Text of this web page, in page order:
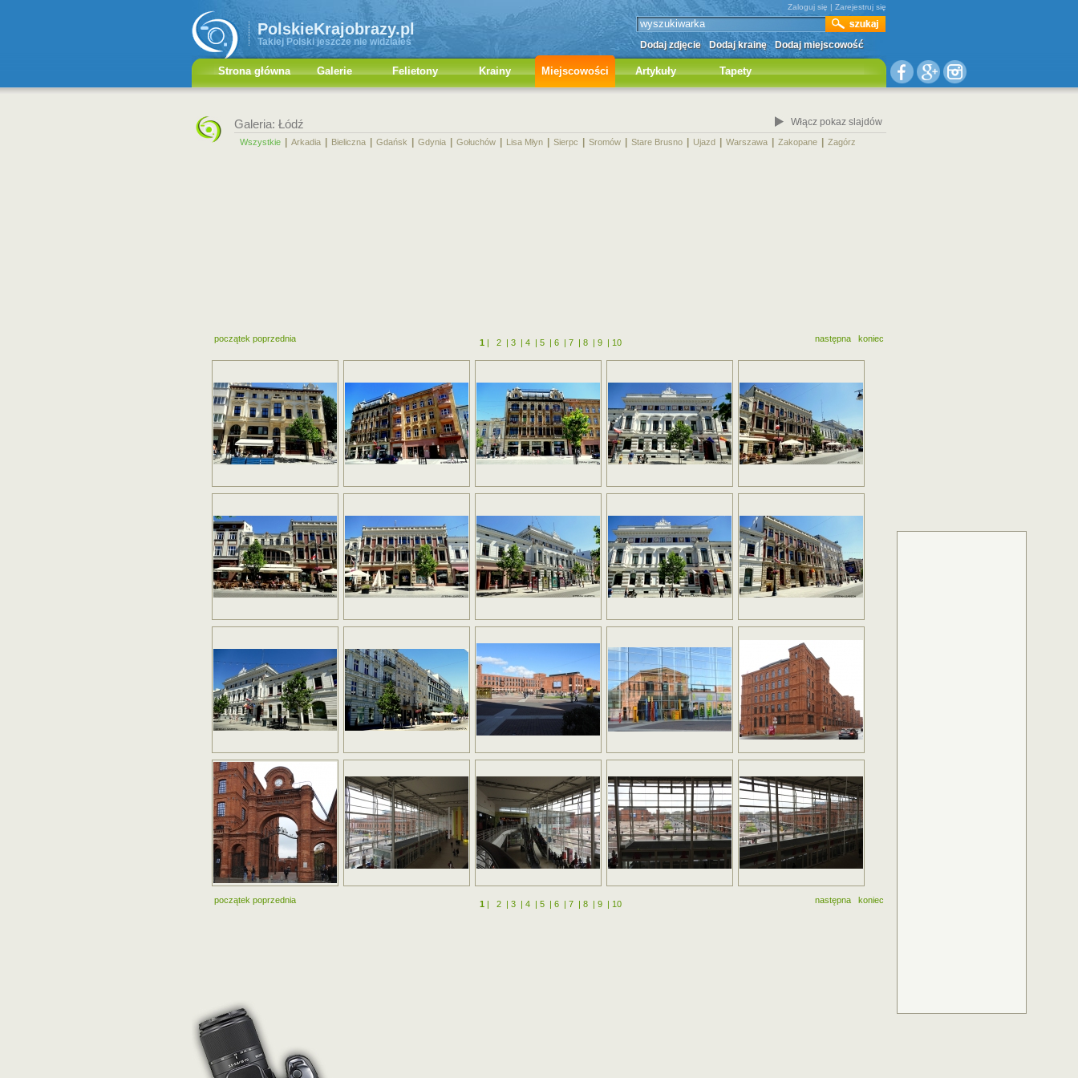
PolskieKrajobrazy.pl
Takiej Polski jeszcze nie widziałeś
Zaloguj się | Zarejestruj się
Dodaj zdjęcie Dodaj krainę Dodaj miejscowość
Strona główna Galerie Felietony Krainy Miejscowości Artykuły Tapety
Galeria: Łódź Włącz pokaz slajdów
Wszystkie Arkadia Bieliczna Gdańsk Gdynia Gołuchów Lisa Młyn Sierpc Sromów Stare Brusno Ujazd Warszawa Zakopane Zagórz
następna koniec
początek poprzednia 1| 2 | 3 | 4 | 5 | 6 | 7 | 8 | 9 | 10
następna koniec
początek poprzednia 1| 2 | 3 | 4 | 5 | 6 | 7 | 8 | 9 | 10